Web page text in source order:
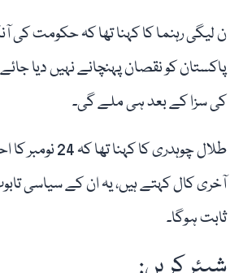
ن لیگی رہنما کا کہنا تھا کہ حکومت کی
پاکستان کو نقصان پہنچانے نہیں دیا
کی سزا کے بعد ہی ملے گی۔
طلال چوہدری کا
آخری کال کہتے ہیں، یہ ان کے سیاسی
ثابت ہوگا۔